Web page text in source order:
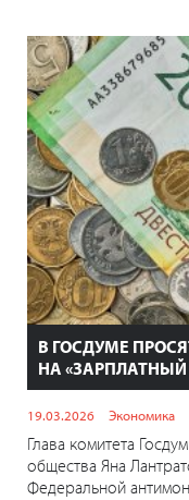
В ГОСДУМЕ
НА «ЗАРПЛАТНЫЙ
19.03.2026 Экономика
Глава комитета
общества Яна
Федеральной